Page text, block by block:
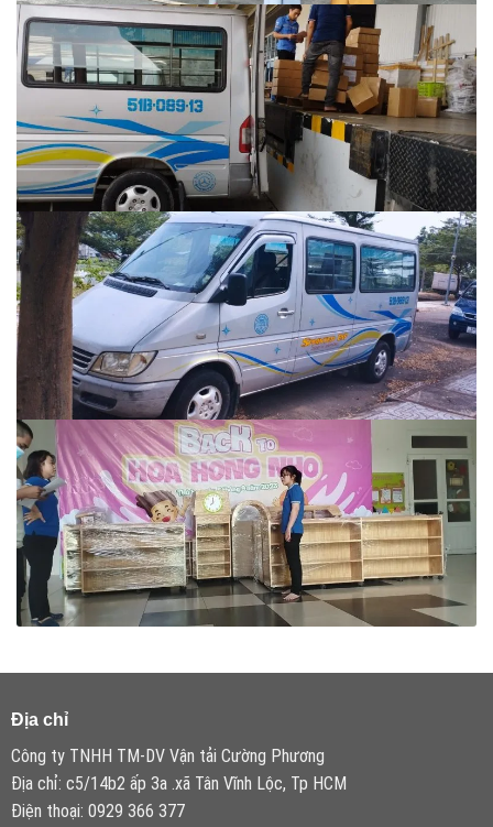
Địa chỉ
Công ty TNHH TM-DV Vận tải Cường Phương
Địa chỉ: c5/14b2 ấp 3a .xã Tân Vĩnh Lộc, Tp HCM
Điện thoại: 0929 366 377